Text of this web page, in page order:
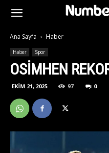
Ana Sayfa Haber
Haber Spor
OSIMHEN
EKIM 21, 2025 97 0